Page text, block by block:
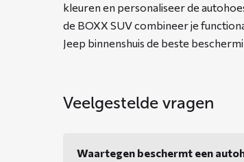
kleuren en personaliseer de
de BOXX SUV combineer je
Jeep binnenshuis de beste
Veelgestelde vragen
Waartegen beschermt een